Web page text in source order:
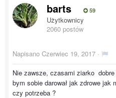
barts 59
Użytkownicy
2060 postów
Napisano Czerwiec 19, 2017 ·
Nie zawsze, czasami ziarko
bym sobie darował jak zdrowe
czy potrzeba ?